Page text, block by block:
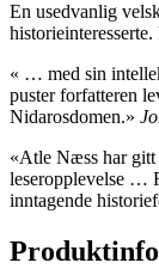
En usedvanlig
« … med sin
puster forfatteren
Nidarosdomen.»
«Atle Næss har gitt
leseropplevelse …
inntagende